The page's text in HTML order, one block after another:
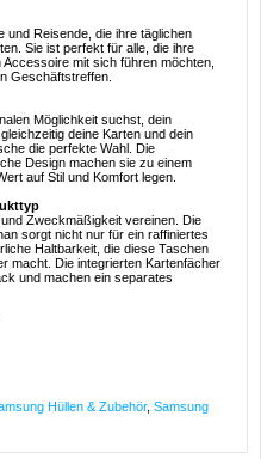
und Reisende, die ihre täglichen
Sie ist perfekt für alle, die ihre
mit sich führen möchten,
Geschäftstreffen.
Möglichkeit suchst, dein
deine Karten und dein
die perfekte Wahl. Die
Design machen sie zu einem
auf Stil und Komfort legen.
Zweckmäßigkeit vereinen. Die
sorgt nicht nur für ein raffiniertes
Haltbarkeit, die diese Taschen
macht. Die integrierten Kartenfächer
und machen ein separates
Hüllen & Zubehör, Samsung